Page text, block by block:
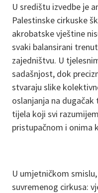
U središtu izvedbe je
Palestinske cirkuske
akrobatske vještine
svaki balansirani
zajedništvu. U
sadašnjost, dok
stvaraju slike
oslanjanja na
tijela koji svi
pristupačnom i onima
U umjetničkom
suvremenog cirkusa: